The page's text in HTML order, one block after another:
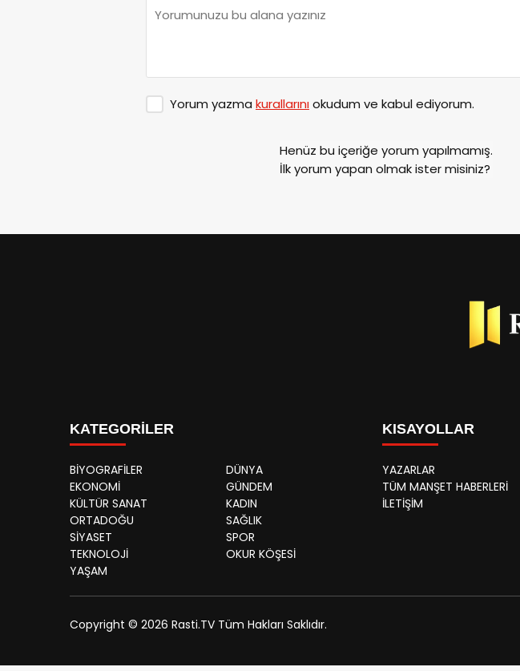
Yorum yazma kurallarınıokudum ve kabul ediyorum.
Henüz bu içeriğe yorum yapılmamış.
İlk yorum yapan olmak ister misiniz?
KATEGORİLER
BİYOGRAFİLER
DÜNYA
EKONOMİ
GÜNDEM
KÜLTÜR SANAT
KADIN
ORTADOĞU
SAĞLIK
SİYASET
SPOR
TEKNOLOJİ
OKUR KÖŞESİ
YAŞAM
KISAYOLLAR
YAZARLAR
TÜM MANŞET HABERLERİ
İLETİŞİM
Copyright © 2026 Rasti.TV Tüm Hakları Saklıdır.